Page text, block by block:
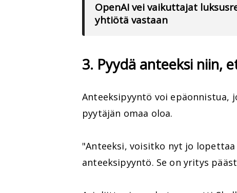
OpenAI vei vaikuttajat
yhtiötä vastaan
3. Pyydä anteeksi niin,
Anteeksipyyntö voi
pyytäjän omaa oloa.
"Anteeksi, voisitko nyt jo
anteeksipyyntö. Se on yritys